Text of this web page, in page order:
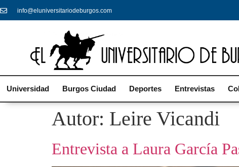
info@eluniversitariodeburgos.com
Universidad Burgos Ciudad Deportes Entrevistas
Autor: Leire Vicandi
Entrevista a Laura García